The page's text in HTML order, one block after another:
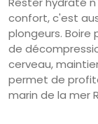
confort, c'est
plongeurs. Boire
de
cerveau,
permet de
marin de la mer